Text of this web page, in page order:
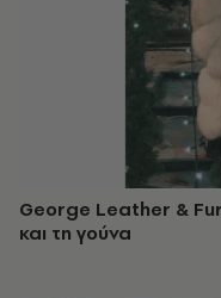
George Leather &
και τη γούνα